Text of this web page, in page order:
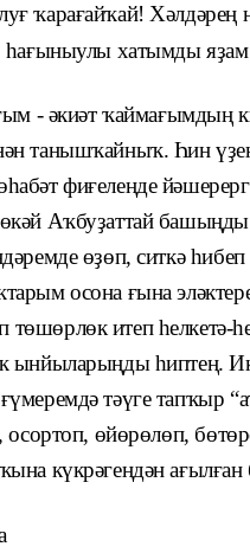
ҡарағайҡай! Хәлдәрең
һағыныулы хатымды
- әкиәт ҡаймағымдың
танышҡайныҡ. Һин
фиғелеңде
Аҡбуҙаттай
өҙөп, ситкә
осона ғына
итеп һелкетә-
ынйыларыңды һиптең.
тәүге тапҡыр
осортоп, өйөрөлөп,
күкрәгеңдән